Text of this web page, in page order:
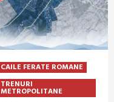
CAILE FERATE ROMANE
TRENURI
METROPOLITANE